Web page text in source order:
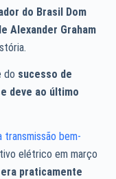
do Brasil Dom
Alexander Graham
do sucesso de
deve ao último
transmissão bem-
elétrico em março
era praticamente